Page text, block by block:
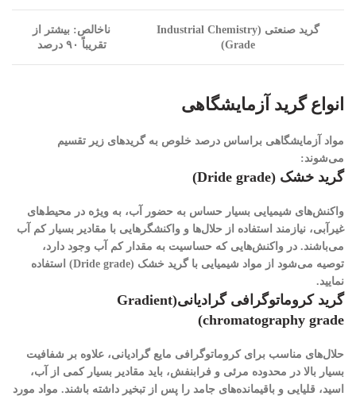
گرید صنعتی (Industrial Chemistry
Grade
)
ناخالص: بیشتر از
تقریباً ۹۰ درصد
انواع گرید آزمایشگاهی
مواد آزمایشگاهی براساس درصد خلوص به گریدهای زیر تقسیم
می‌شوند:
گرید خشک (Dride grade)
واکنش‌های شیمیایی بسیار حساس به حضور آب، به ویژه در محیط‌های
غیرآبی، نیازمند استفاده از حلال‌ها و واکنشگرهایی با مقادیر بسیار کم آب
می‌باشند. در واکنش‌هایی که حساسیت به مقدار کم آب وجود دارد،
توصیه می‌شود از مواد شیمیایی با گرید خشک (Dride grade) استفاده
نمایید.
گرید کروماتوگرافی گرادیانی(Gradient
chromatography grade)
حلال‌های مناسب برای کروماتوگرافی مایع گرادیانی، علاوه بر شفافیت
بسیار بالا در محدوده مرئی و فرابنفش، باید مقادیر بسیار کمی از آب،
اسید، قلیایی و باقیمانده‌های جامد را پس از تبخیر داشته باشند. مواد مورد